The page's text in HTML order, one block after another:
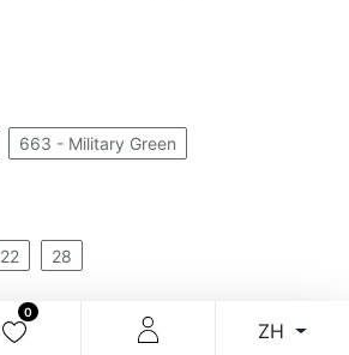
0
ZH
663 - Military Green
22 28